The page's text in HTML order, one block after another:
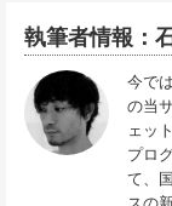
執筆者情報：
今で
の当
ェッ
プロ
て、